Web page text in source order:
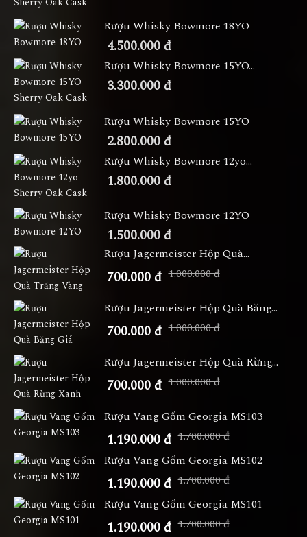
Rượu Whisky Bowmore 18YO
4.500.000 đ
Rượu Whisky Bowmore 15YO...
3.300.000 đ
Rượu Whisky Bowmore 15YO
2.800.000 đ
Rượu Whisky Bowmore 12yo...
1.800.000 đ
Rượu Whisky Bowmore 12YO
1.500.000 đ
Rượu Jagermeister Hộp Quà...
700.000 đ 1.000.000 đ
Rượu Jagermeister Hộp Quà Băng...
700.000 đ 1.000.000 đ
Rượu Jagermeister Hộp Quà Rừng...
700.000 đ 1.000.000 đ
Rượu Vang Gốm Georgia MS103
1.190.000 đ 1.700.000 đ
Rượu Vang Gốm Georgia MS102
1.190.000 đ 1.700.000 đ
Rượu Vang Gốm Georgia MS101
1.190.000 đ 1.700.000 đ